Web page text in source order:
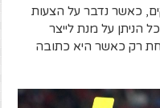
כאשר נדבר על הצעות
הניתן על מנת לייצר
רק כאשר היא כתובה